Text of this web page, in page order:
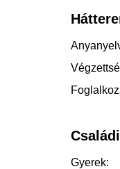
Gyerek: